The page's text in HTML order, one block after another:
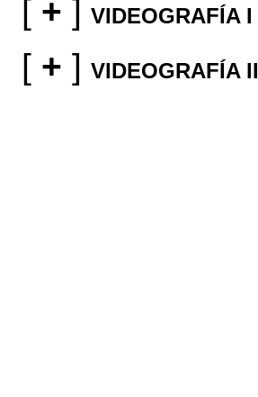
[ + ] VIDEOGRAFÍA I
[ + ] VIDEOGRAFÍA II